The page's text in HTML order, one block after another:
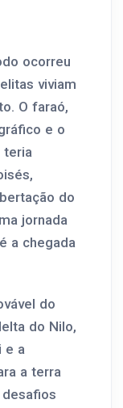
ocorreu
viviam
O faraó,
e o
teria
do
jornada
a chegada
do
do Nilo,
e a
a terra